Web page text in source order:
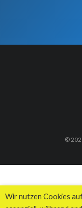
©
Wir nutzen Cookies